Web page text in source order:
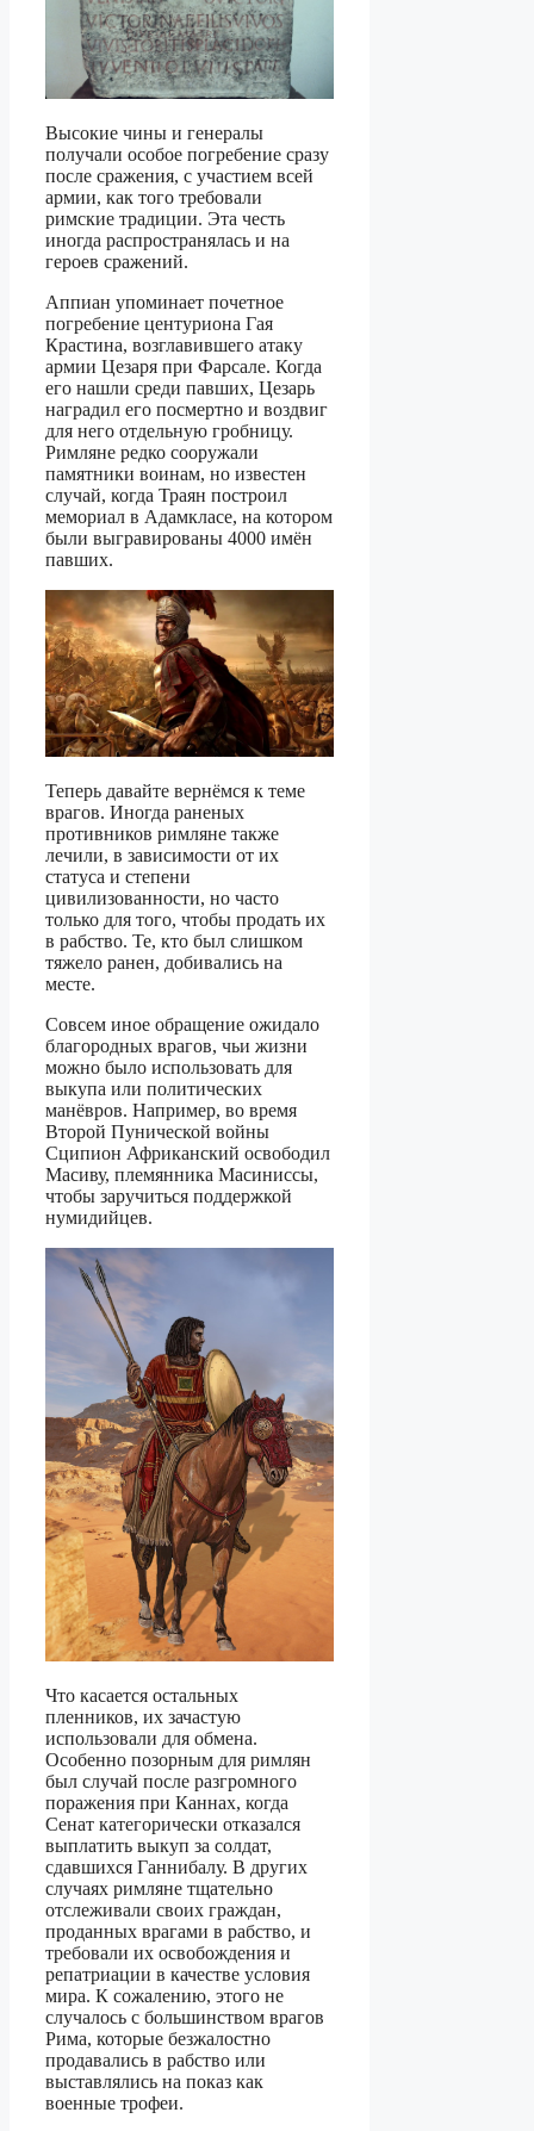
Высокие чины и генералы
получали особое погребение сразу
после сражения, с участием всей
армии, как того требовали
римские традиции. Эта честь
иногда распространялась и на
героев сражений.
Аппиан упоминает почетное
погребение центуриона Гая
Крастина, возглавившего атаку
армии Цезаря при Фарсале. Когда
его нашли среди павших, Цезарь
наградил его посмертно и воздвиг
для него отдельную гробницу.
Римляне редко сооружали
памятники воинам, но известен
случай, когда Траян построил
мемориал в Адамкласе, на котором
были выгравированы 4000 имён
павших.
Теперь давайте вернёмся к теме
врагов. Иногда раненых
противников римляне также
лечили, в зависимости от их
статуса и степени
цивилизованности, но часто
только для того, чтобы продать их
в рабство. Те, кто был слишком
тяжело ранен, добивались на
месте.
Совсем иное обращение ожидало
благородных врагов, чьи жизни
можно было использовать для
выкупа или политических
манёвров. Например, во время
Второй Пунической войны
Сципион Африканский освободил
Масиву, племянника Масиниссы,
чтобы заручиться поддержкой
нумидийцев.
Что касается остальных
пленников, их зачастую
использовали для обмена.
Особенно позорным для римлян
был случай после разгромного
поражения при Каннах, когда
Сенат категорически отказался
выплатить выкуп за солдат,
сдавшихся Ганнибалу. В других
случаях римляне тщательно
отслеживали своих граждан,
проданных врагами в рабство, и
требовали их освобождения и
репатриации в качестве условия
мира. К сожалению, этого не
случалось с большинством врагов
Рима, которые безжалостно
продавались в рабство или
выставлялись на показ как
военные трофеи.